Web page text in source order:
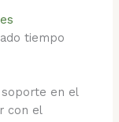
tiempo
en el
con el